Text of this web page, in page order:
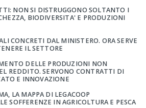
NON SI DISTRUGGONO SOLTANTO I
BIODIVERSITA' E PRODUZIONI
CONCRETI DAL MINISTERO. ORA SERVE
IL SETTORE
DELLE PRODUZIONI NON
REDDITO. SERVONO CONTRATTI DI
E INNOVAZIONE
LA MAPPA DI LEGACOOP
SOFFERENZE IN AGRICOLTURA E PESCA